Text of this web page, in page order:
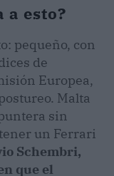
a esto?
pequeño, con
de
Europea,
Malta
sin
un Ferrari
Schembri,
que el